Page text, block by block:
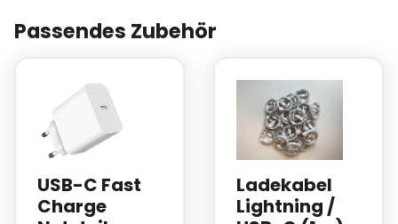
Passendes Zubehör
USB-C Fast
Charge
Ladekabel
Lightning /